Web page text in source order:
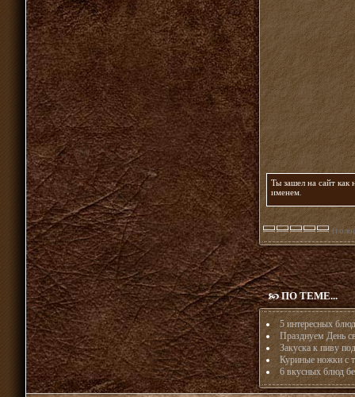
Ты зашел на сайт как
именем
ПО ТЕМЕ...
5 интересных
Празднуем День
Закуска к пиву
Куриные ножки с
6 вкусных блюд